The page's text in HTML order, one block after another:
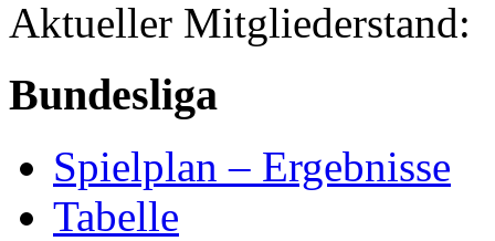
Aktueller
Bundesliga
Spielplan – Ergebnisse
Tabelle